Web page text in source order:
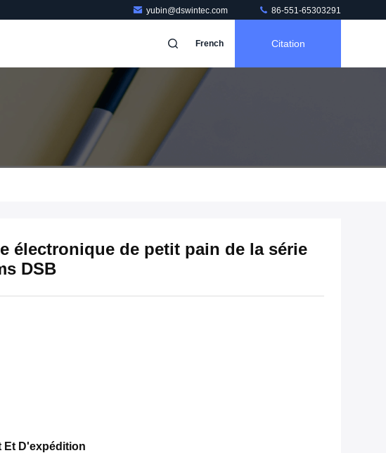
yubin@dswintec.com 86-551-65303291
French Citation
électronique de petit pain de la série
DSB
Et D'expédition